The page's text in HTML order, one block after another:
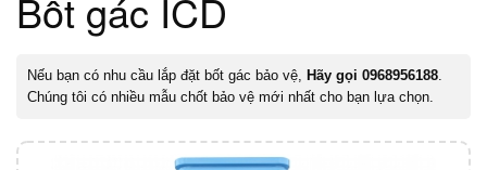
Bốt gác ICD
Nếu bạn có nhu cầu lắp đặt bốt gác bảo vệ, Hãy gọi 0968956188.
Chúng tôi có nhiều mẫu chốt bảo vệ mới nhất cho bạn lựa chọn.